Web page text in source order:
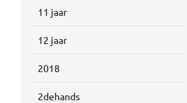
11 jaar
12 jaar
2018
2dehands